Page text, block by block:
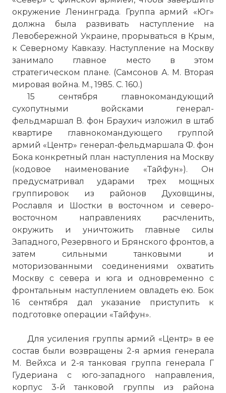
окружение Ленинграда. Группа армий «Юг»
должна была развивать наступление на
Левобережной Украине, прорываться в Крым,
к Северному Кавказу. Наступление на Москву
занимало главное место в этом
стратегическом плане. (Самсонов А. М. Вторая
мировая война. М., 1985. С. 160.)
15 сентября главнокомандующий
сухопутными войсками генерал-
фельдмаршал В. фон Браухич изложил в штаб
квартире главнокомандующего группой
армий «Центр» генерал-фельдмаршала Ф. фон
Бока конкретный план наступления на Москву
(кодовое наименование «Тайфун»). Он
предусматривал ударами трех мощных
группировок из районов Духовщины,
Рославля и Шостки в восточном и северо-
восточном направлениях расчленить,
окружить и уничтожить главные силы
Западного, Резервного и Брянского фронтов, а
затем сильными танковыми и
моторизованными соединениями охватить
Москву с севера и юга и одновременно с
фронтальным наступлением овладеть ею. Бок
16 сентября дал указание приступить к
подготовке операции «Тайфун».
Для усиления группы армий «Центр» в ее
состав были возвращены 2-я армия генерала
М. Вейхса и 2-я танковая группа генерала Г
Гудериана с юго-западного направления,
корпус 3-й танковой группы из района